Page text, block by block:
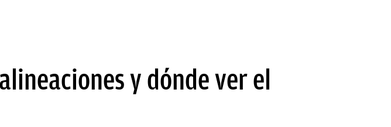
y dónde ver el